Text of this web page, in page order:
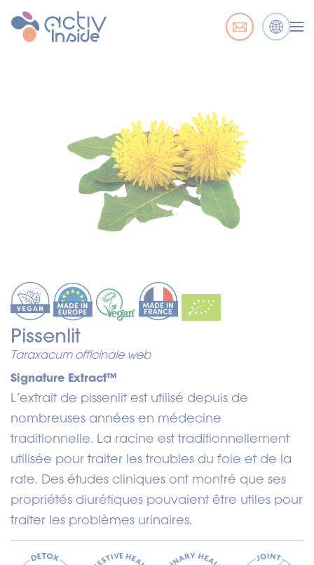
Pissenlit
Taraxacum officinale web
Signature Extract™
L’extrait de pissenlit est utilisé depuis de
nombreuses années en médecine
traditionnelle. La racine est traditionnellement
utilisée pour traiter les troubles du foie et de la
rate. Des études cliniques ont montré que ses
propriétés diurétiques pouvaient être utiles pour
traiter les problèmes urinaires.